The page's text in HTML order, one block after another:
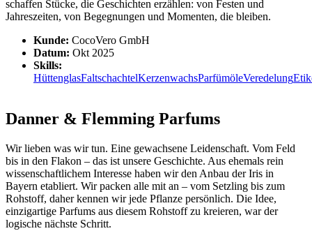
schaffen Stücke, die Geschichten erzählen: von Festen und
Jahreszeiten, von Begegnungen und Momenten, die bleiben.
Kunde: CocoVero GmbH
Datum: Okt 2025
Skills:
HüttenglasFaltschachtelKerzenwachsParfümöleVeredelung
Danner & Flemming Parfums
Wir lieben was wir tun. Eine gewachsene Leidenschaft. Vom Feld
bis in den Flakon – das ist unsere Geschichte. Aus ehemals rein
wissenschaftlichem Interesse haben wir den Anbau der Iris in
Bayern etabliert. Wir packen alle mit an – vom Setzling bis zum
Rohstoff, daher kennen wir jede Pflanze persönlich. Die Idee,
einzigartige Parfums aus diesem Rohstoff zu kreieren, war der
logische nächste Schritt.